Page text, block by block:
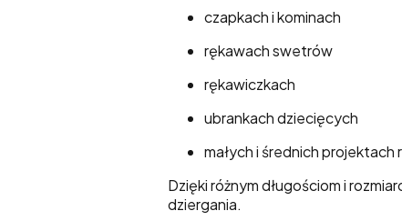
czapkach i kominach
rękawach swetrów
rękawiczkach
ubrankach dziecięcych
małych i średnich projektach
Dzięki różnym długościom i
dziergania.